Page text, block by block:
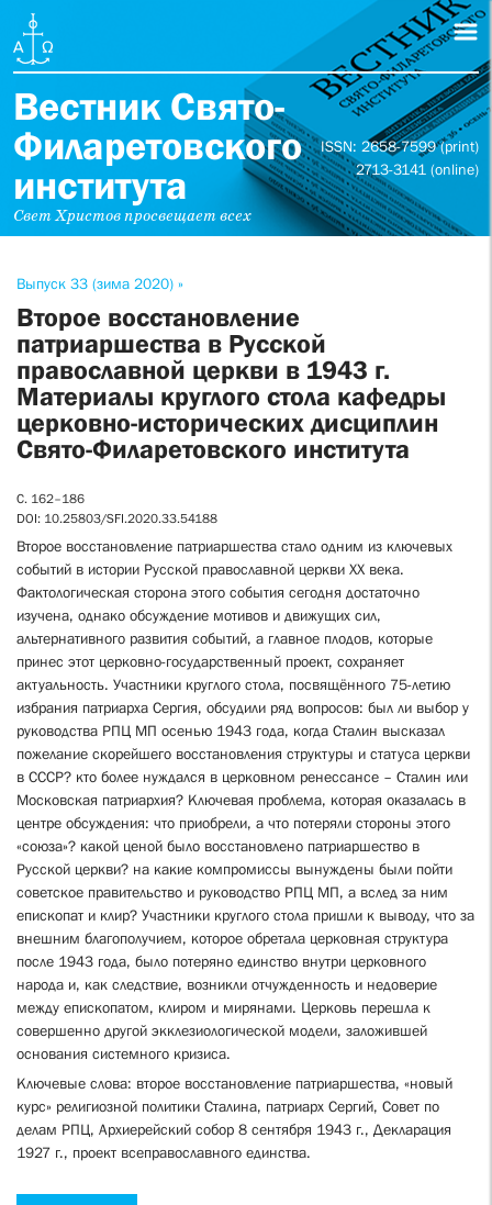
Вестник Свято-
Филаретовского
института
Свет Христов просвещает всех
ISSN: 2658-7599 (print)
2713-3141 (online)
Выпуск 33 (зима 2020) »
Второе восстановление
патриаршества в Русской
православной церкви в 1943 г.
Материалы круглого стола кафедры
церковно-исторических дисциплин
Свято-Филаретовского института
С. 162–186
DOI: 10.25803/SFI.2020.33.54188
Второе восстановление патриаршества стало одним из ключевых
событий в истории Русской православной церкви XX века.
Фактологическая сторона этого события сегодня достаточно
изучена, однако обсуждение мотивов и движущих сил,
альтернативного развития событий, а главное плодов, которые
принес этот церковно-государственный проект, сохраняет
актуальность. Участники круглого стола, посвящённого 75-летию
избрания патриарха Сергия, обсудили ряд вопросов: был ли выбор у
руководства РПЦ МП осенью 1943 года, когда Сталин высказал
пожелание скорейшего восстановления структуры и статуса церкви
в СССР? кто более нуждался в церковном ренессансе – Сталин или
Московская патриархия? Ключевая проблема, которая оказалась в
центре обсуждения: что приобрели, а что потеряли стороны этого
«союза»? какой ценой было восстановлено патриаршество в
Русской церкви? на какие компромиссы вынуждены были пойти
советское правительство и руководство РПЦ МП, а вслед за ним
епископат и клир? Участники круглого стола пришли к выводу, что за
внешним благополучием, которое обретала церковная структура
после 1943 года, было потеряно единство внутри церковного
народа и, как следствие, возникли отчужденность и недоверие
между епископатом, клиром и мирянами. Церковь перешла к
совершенно другой экклезиологической модели, заложившей
основания системного кризиса.
Ключевые слова: второе восстановление патриаршества, «новый
курс» религиозной политики Сталина, патриарх Сергий, Совет по
делам РПЦ, Архиерейский собор 8 сентября 1943 г., Декларация
1927 г., проект всеправославного единства.